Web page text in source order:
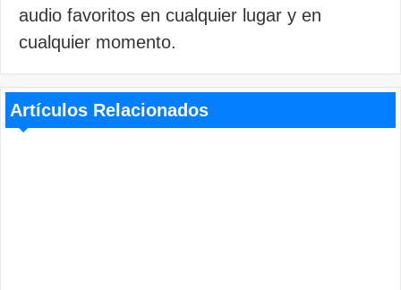
audio favoritos en cualquier lugar y en
cualquier momento.
Artículos Relacionados